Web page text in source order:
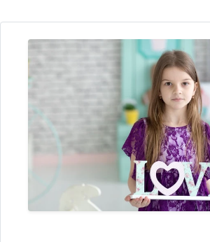
месяца назад
курительную смесь
вызвало
момент я была в
депрессии.через две
употребила
перенесла выход из
состояния.обратилась